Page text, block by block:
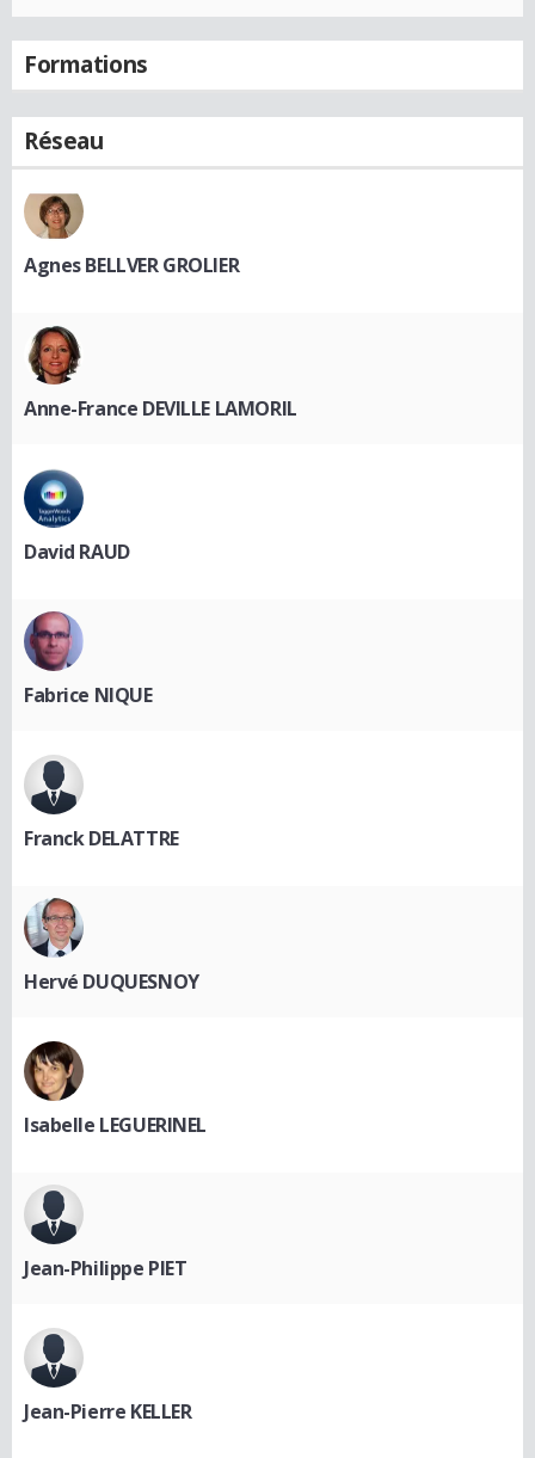
Formations
Réseau
Agnes BELLVER GROLIER
Anne-France DEVILLE LAMORIL
David RAUD
Fabrice NIQUE
Franck DELATTRE
Hervé DUQUESNOY
Isabelle LEGUERINEL
Jean-Philippe PIET
Jean-Pierre KELLER